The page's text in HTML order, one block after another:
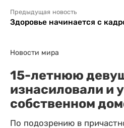
Предыдущая новость
Здоровье начинается с
Новости мира
15-летнюю
изнасиловали и
собственном
По подозрению в